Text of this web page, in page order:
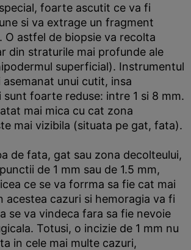
foarte ascutit ce va fi
si va extrage un fragment
O astfel de biopsie va recolta
din straturile mai profunde ale
superficial). Instrumentul
unui cutit, insa
sunt foarte reduse: intre 1 si 8 mm.
mai mica cu cat zona
mai vizibila (situata pe gat, fata).
de fata, gat sau zona decolteului,
de 1 mm sau de 1.5 mm,
ce se va forrma sa fie cat mai
acestea cazuri si hemoragia va fi
se va vindeca fara sa fie nevoie
Totusi, o incizie de 1 mm nu
in cele mai multe cazuri,